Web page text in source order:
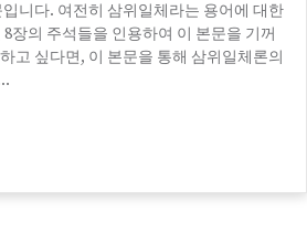
니다. 여전히 ​​삼위일체라는 용어에 대한
장의 주석들을 인용하여 이 본문을 기꺼
고 싶다면, 이 본문을 통해 삼위일체론의